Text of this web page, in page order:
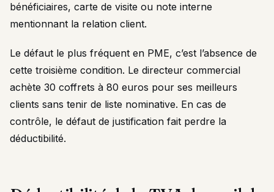
bénéficiaires, carte de visite ou note interne
mentionnant la relation client.
Le défaut le plus fréquent en PME, c’est l’absence de
cette troisième condition. Le directeur commercial
achète 30 coffrets à 80 euros pour ses meilleurs
clients sans tenir de liste nominative. En cas de
contrôle, le défaut de justification fait perdre la
déductibilité.